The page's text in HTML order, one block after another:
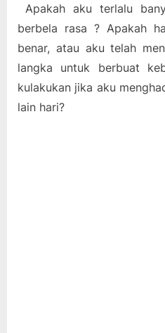
Apakah aku terlalu
berbela rasa ? Apakah
benar, atau aku telah
langka untuk berbuat
kulakukan jika aku
lain hari?